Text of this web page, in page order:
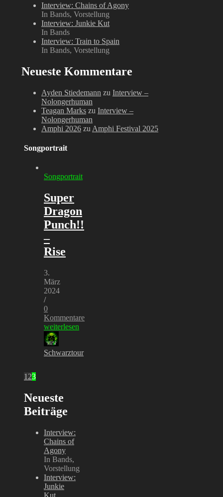
Interview: Chains of Agony
In Bands, Vorstellung
Interview: Junkie Kut
In Bands
Interview: Train to Spain
In Bands, Vorstellung
Neueste Kommentare
Ayden Stiedemann zu Interview –
Nolongerhuman
Teagan Marks zu Interview –
Nolongerhuman
Amphi 2026 zu Amphi Festival 2025
Songportrait
Songportrait
Super
Dragon
Punch!!
–
Rise
3.
März
2024
/
0
Kommentare
weiterlesen
Schwarztour
1 23
Neueste
Beiträge
Interview:
Chains of
Agony
In Bands,
Vorstellung
Interview:
Junkie
Kut